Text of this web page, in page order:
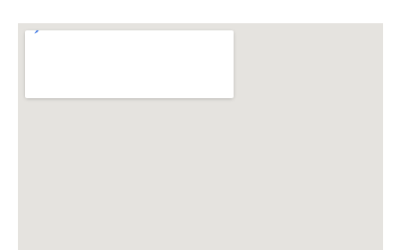
g
r
o
o